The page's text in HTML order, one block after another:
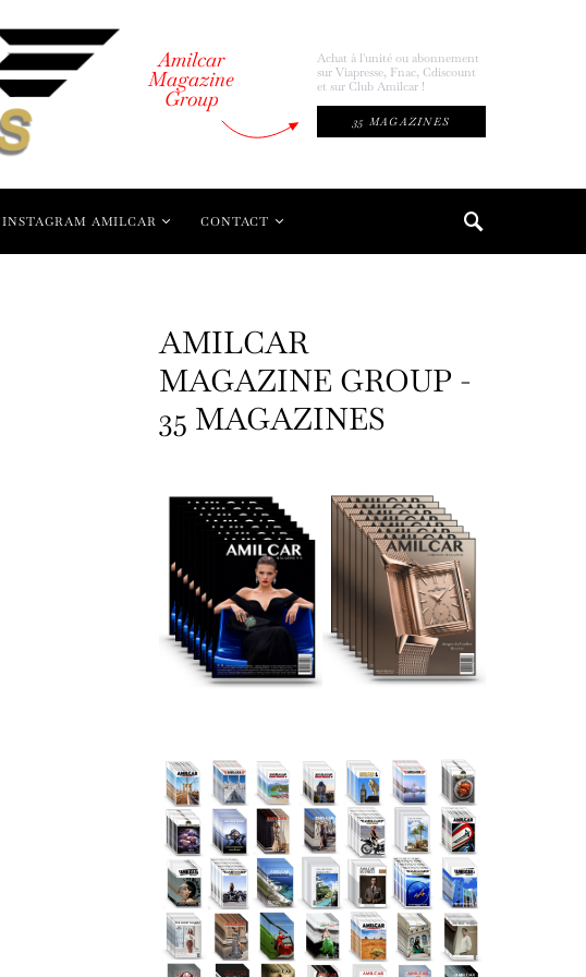
Amilcar
Magazine
Group
Achat à l'unité ou abonnement
sur Viapresse, Fnac, Cdiscount
et sur Club Amilcar !
35 MAGAZINES
INSTAGRAM AMILCAR CONTACT
AMILCAR
MAGAZINE GROUP -
35 MAGAZINES